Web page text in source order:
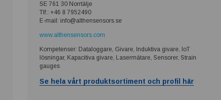
SE 761 30 Norrtälje
Tlf.: +46 8 7952490
E-mail: info@althensensors.se
www.althensensors.com
Kompetenser: Dataloggare, Givare, Induktiva givare, IoT
lösningar, Kapacitiva givare, Lasermätare, Sensorer, Strain
gauges
Se hela vårt produktsortiment och profil här